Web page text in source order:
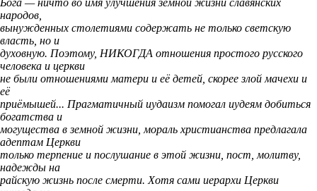
Бога — ничто во имя улучшения земной жизни славянских
народов,
вынужденных столетиями содержать не только светскую
власть, но и
духовную. Поэтому, НИКОГДА отношения простого русского
человека и церкви
не были отношениями матери и её детей, скорее злой мачехи и
её
приёмышей... Прагматичный иудаизм помогал иудеям добиться
богатства и
могущества в земной жизни, мораль христианства предлагала
адептам Церкви
только терпение и послушание в этой жизни, пост, молитву,
надежды на
райскую жизнь после смерти. Хотя сами иерархи Церкви